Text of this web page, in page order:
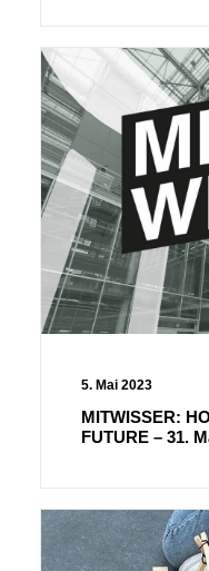
5. Mai 2023
MITWISSER:
FUTURE – 31.